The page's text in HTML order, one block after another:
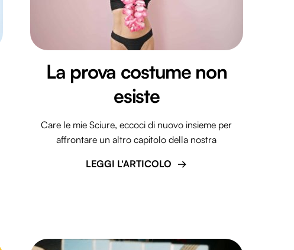
La prova costume non
esiste
Care le mie Sciure, eccoci di nuovo insieme per
affrontare un altro capitolo della nostra
LEGGI L'ARTICOLO